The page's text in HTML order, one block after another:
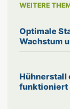
WEITERE
Optimale
Wachstum
Hühnerstall
funktioniert